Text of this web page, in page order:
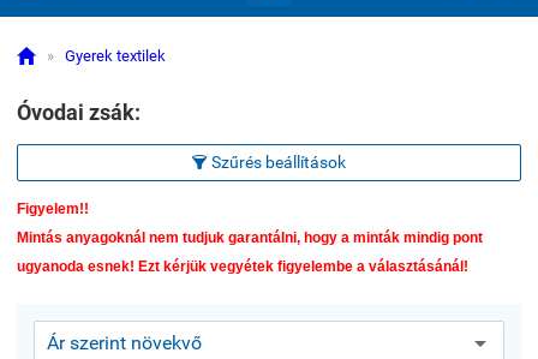
 » Gyerek textilek
Óvodai zsák:
 Szűrés beállítások
Figyelem!!
Mintás anyagoknál nem tudjuk garantálni, hogy a minták mindig pont
ugyanoda esnek! Ezt kérjük vegyétek figyelembe a választásánál!